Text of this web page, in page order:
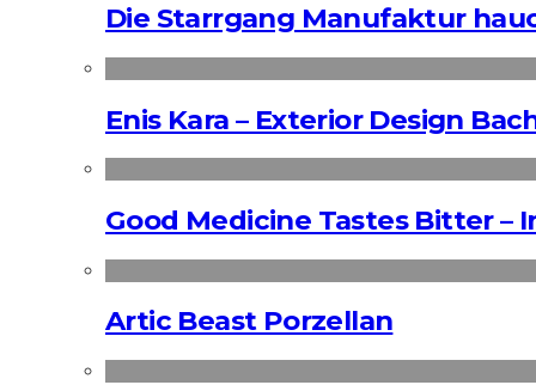
Die Starrgang Manufaktur
Enis Kara – Exterior Design
Good Medicine Tastes Bitter –
Artic Beast Porzellan